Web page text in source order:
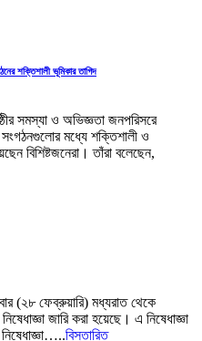
শক্তিশালী ভূমিকার তাগিদ
সমস্যা ও অভিজ্ঞতা জনপরিসরে
মধ্যে শক্তিশালী ও
বিশিষ্টজনেরা। তাঁরা বলেছেন,
(২৮ ফেব্রুয়ারি) মধ্যরাত থেকে
জারি করা হয়েছে। এ নিষেধাজ্ঞা
বিস্তারিত